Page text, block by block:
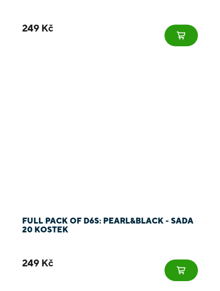
249 Kč
FULL PACK OF D6S: PEARL&BLACK - SADA
20 KOSTEK
249 Kč